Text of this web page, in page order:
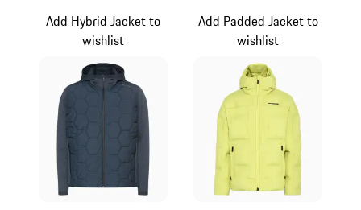
Add Hybrid Jacket to
wishlist
Add Padded Jacket to
wishlist